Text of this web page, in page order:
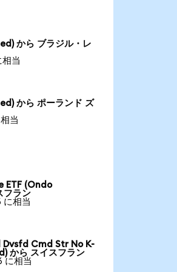
から ブラジル・レ
相当
から ポーランド ズ
当
ETF (Ondo
フラン
に相当
Cmd Str No K-
から スイスフラン
に相当